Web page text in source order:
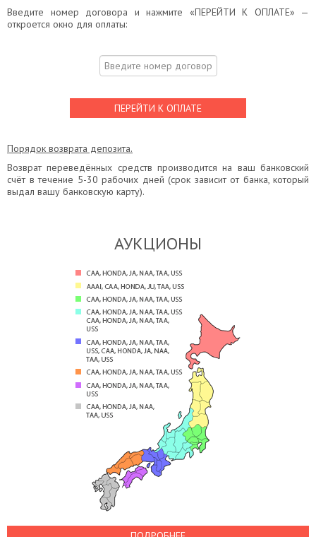
Введите номер договора и нажмите «ПЕРЕЙТИ К ОПЛАТЕ» —
откроется окно для оплаты:
ПЕРЕЙТИ К ОПЛАТЕ
Порядок возврата депозита.
Возврат переведённых средств производится на ваш банковский
счёт в течение 5-30 рабочих дней (срок зависит от банка, который
выдал вашу банковскую карту).
АУКЦИОНЫ